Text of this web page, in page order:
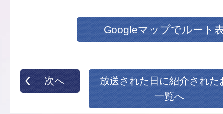
Googleマップでルート
次へ
放送された日に紹介された
一覧へ